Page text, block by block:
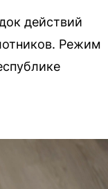
действий
Режим